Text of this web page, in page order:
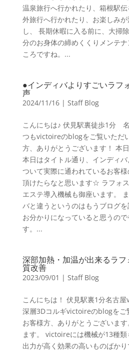
温泉旅行へ行かれたり、箱根駅
外旅行へ行かれたり、お楽しみ
し、 長期休暇に入る前に、大掃
分のお身体の締めくくりメンテ
ころですね。...
●インディバよりすごいラフ
声
2024/11/16| Staff Blog
こんにちは♪ 伏見駅裏徒歩1分
つもvictoireのblogをご覧いただ
方、ありがとうございます！ 本
本日はタイトル通り、インディ
ついて実際に通われているお客
頂けたらなと思います☆ ラフォ
エステ導入機械も御座います。
バと違うというのはもうブログ
お分かりになっていると思うの
す。...
深部加熱・加温が出来るラ
質改善
2023/09/01 | Staff Blog
こんにちは！ 伏見駅裏1分名古
深層3Dコルギvictoireのblogをご
お客様方、ありがとうございま
ます。 victoireには機械が13種類
出力が高く効果の高いものばか